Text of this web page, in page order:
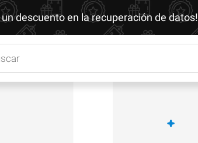
un descuento en la recuperación de datos!